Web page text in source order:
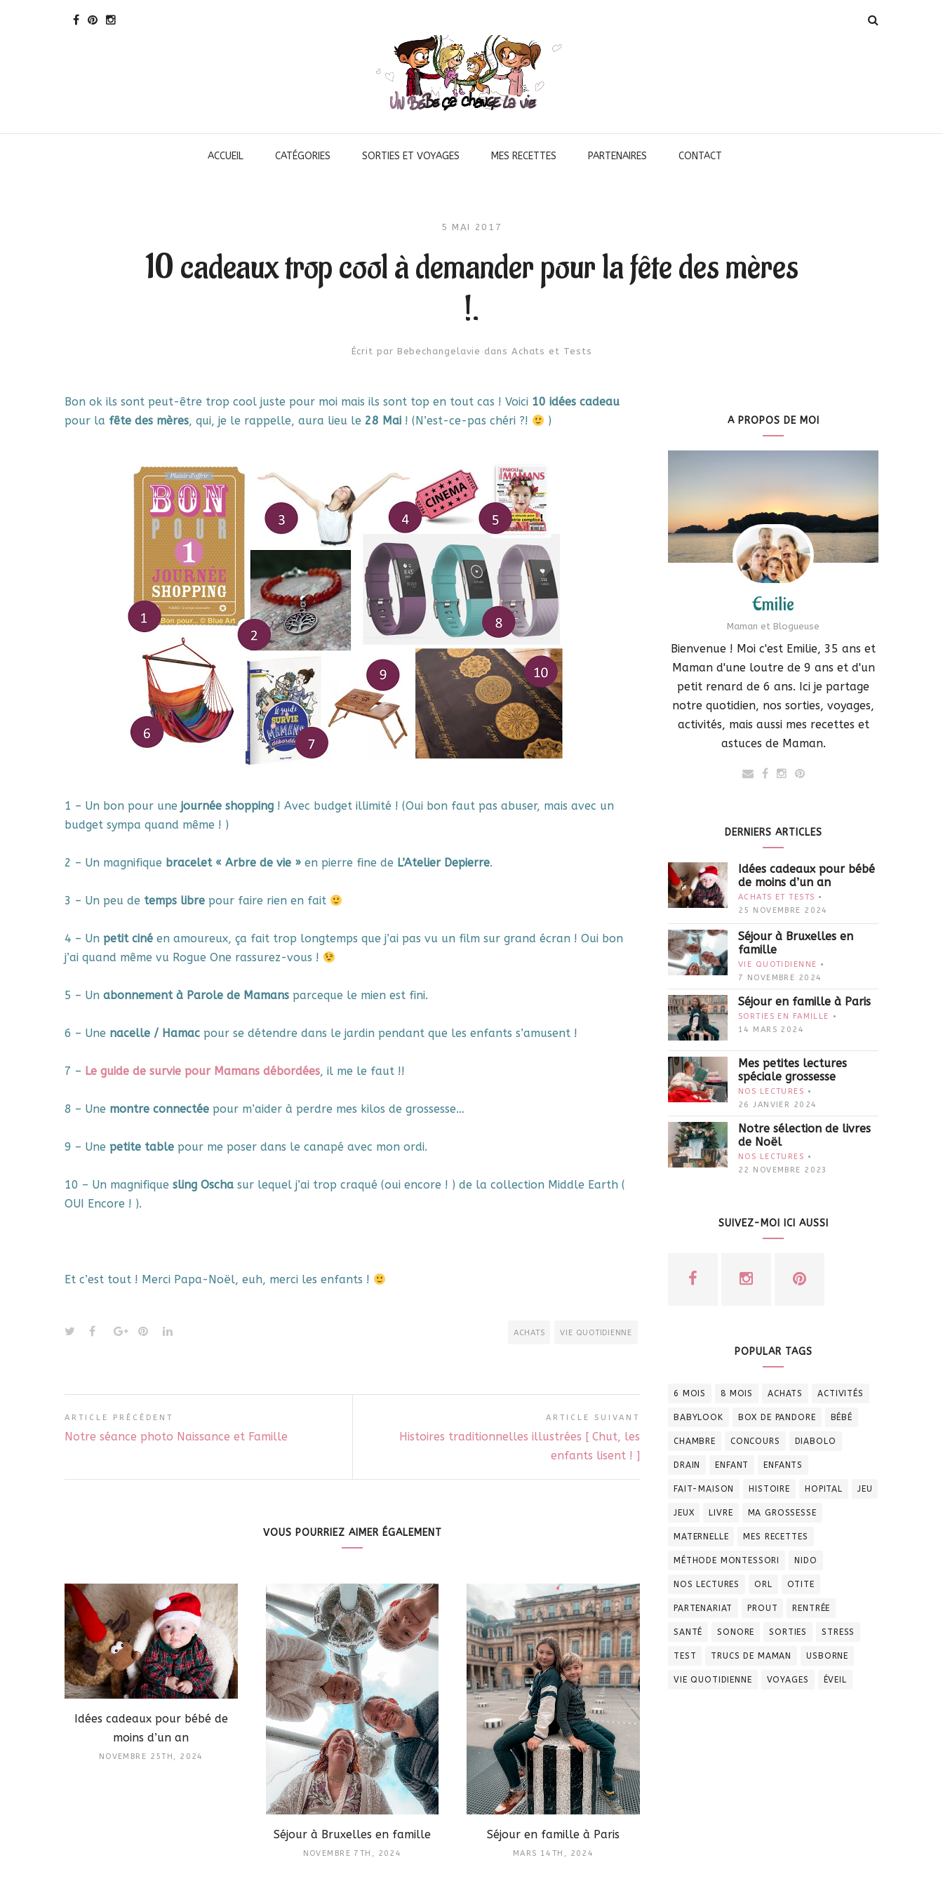
ACCUEIL CATÉGORIES SORTIES ET VOYAGES MES RECETTES PARTENAIRES CONTACT
5 MAI 2017
10 cadeaux trop cool à demander pour la fête des mères
!.
Écrit par Bebechangelavie dans Achats et Tests
Bon ok ils sont peut-être trop cool juste pour moi mais ils sont top en tout cas ! Voici 10 idées cadeau
pour la fête des mères, qui, je le rappelle, aura lieu le 28 Mai ! (N’est-ce-pas chéri ?! )
1 – Un bon pour une journée shopping ! Avec budget illimité ! (Oui bon faut pas abuser, mais avec un
budget sympa quand même ! )
2 – Un magnifique bracelet « Arbre de vie » en pierre fine de L’Atelier Depierre.
3 – Un peu de temps libre pour faire rien en fait
4 – Un petit ciné en amoureux, ça fait trop longtemps que j’ai pas vu un film sur grand écran ! Oui bon
j’ai quand même vu Rogue One rassurez-vous !
5 – Un abonnement à Parole de Mamans parceque le mien est fini.
6 – Une nacelle / Hamac pour se détendre dans le jardin pendant que les enfants s’amusent !
7 – Le guide de survie pour Mamans débordées, il me le faut !!
8 – Une montre connectée pour m’aider à perdre mes kilos de grossesse…
9 – Une petite table pour me poser dans le canapé avec mon ordi.
10 – Un magnifique sling Oscha sur lequel j’ai trop craqué (oui encore ! ) de la collection Middle Earth (
OUI Encore ! ).
Et c’est tout ! Merci Papa-Noël, euh, merci les enfants !
ACHATS VIE QUOTIDIENNE
ARTICLE PRÉCÉDENT
Notre séance photo Naissance et Famille
ARTICLE SUIVANT
Histoires traditionnelles illustrées [ Chut, les
enfants lisent ! ]
VOUS POURRIEZ AIMER ÉGALEMENT
Idées cadeaux pour bébé de
moins d’un an
NOVEMBRE 25TH, 2024
Séjour à Bruxelles en famille
NOVEMBRE 7TH, 2024
Séjour en famille à Paris
MARS 14TH, 2024
A PROPOS DE MOI
Emilie
Maman et Blogueuse
Bienvenue ! Moi c'est Emilie, 35 ans et
Maman d'une loutre de 9 ans et d'un
petit renard de 6 ans. Ici je partage
notre quotidien, nos sorties, voyages,
activités, mais aussi mes recettes et
astuces de Maman.
DERNIERS ARTICLES
Idées cadeaux pour bébé
de moins d’un an
ACHATS ET TESTS
25 NOVEMBRE 2024
Séjour à Bruxelles en
famille
VIE QUOTIDIENNE
7 NOVEMBRE 2024
Séjour en famille à Paris
SORTIES EN FAMILLE
14 MARS 2024
Mes petites lectures
spéciale grossesse
NOS LECTURES
26 JANVIER 2024
Notre sélection de livres
de Noël
NOS LECTURES
22 NOVEMBRE 2023
SUIVEZ-MOI ICI AUSSI
POPULAR TAGS
6 MOIS 8 MOIS ACHATS ACTIVITÉS
BABYLOOK BOX DE PANDORE BÉBÉ
CHAMBRE CONCOURS DIABOLO
DRAIN ENFANT ENFANTS
FAIT-MAISON HISTOIRE HOPITAL JEU
JEUX LIVRE MA GROSSESSE
MATERNELLE MES RECETTES
MÉTHODE MONTESSORI NIDO
NOS LECTURES ORL OTITE
PARTENARIAT PROUT RENTRÉE
SANTÉ SONORE SORTIES STRESS
TEST TRUCS DE MAMAN USBORNE
VIE QUOTIDIENNE VOYAGES ÉVEIL